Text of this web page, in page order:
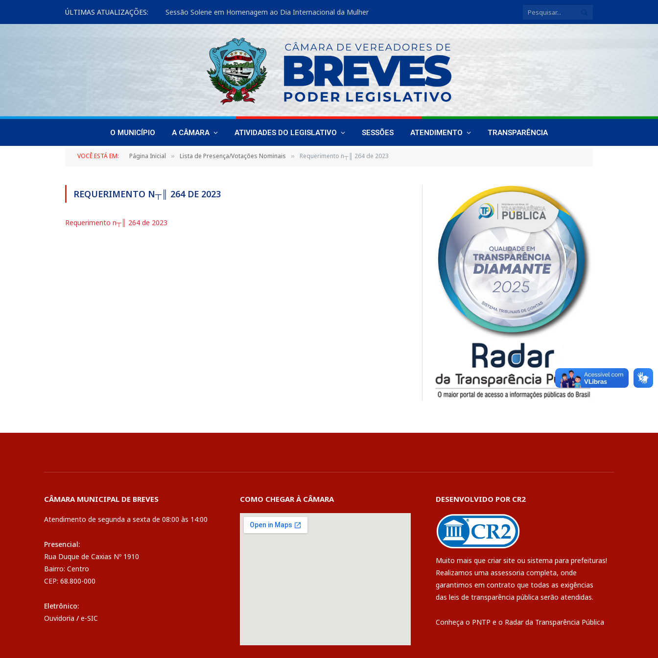
ÚLTIMAS ATUALIZAÇÕES: Sessão Solene em Homenagem ao Dia Internacional da Mulher
O MUNICÍPIO A CÂMARA ATIVIDADES DO LEGISLATIVO SESSÕES ATENDIMENTO TRANSPARÊNCIA
VOCÊ ESTÁ EM: Página Inicial » Lista de Presença/Votações Nominais » Requerimento n┬║ 264 de 2023
REQUERIMENTO N┬║ 264 DE 2023
Requerimento n┬║ 264 de 2023
CÂMARA MUNICIPAL DE BREVES
Atendimento de segunda a sexta de 08:00 às 14:00
Presencial:
Rua Duque de Caxias Nº 1910
Bairro: Centro
CEP: 68.800-000
Eletrônico:
Ouvidoria / e-SIC
COMO CHEGAR À CÂMARA DESENVOLVIDO POR CR2
Muito mais que criar site ou sistema para prefeituras!
Realizamos uma assessoria completa, onde
garantimos em contrato que todas as exigências
das leis de transparência pública serão atendidas.
Conheça o PNTP e o Radar da Transparência Pública